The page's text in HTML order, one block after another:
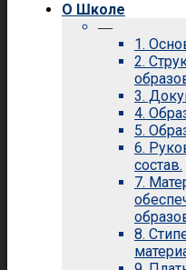
О Школе
—
1.
2.
3.
4.
5.
6.
состав.
7.
8.